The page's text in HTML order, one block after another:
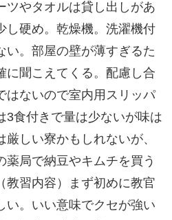
ツやタオルは貸し出しがあ
し硬め。乾燥機。洗濯機付
い。部屋の壁が薄すぎるた
に聞こえてくる。配慮し合
はないので室内用スリッパ
3食付きで量は少ないが味は
しい寮かもしれないが、
薬局で納豆やキムチを買う
教習内容）まず初めに教官
い。いい意味でクセが強い